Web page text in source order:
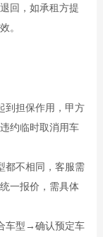
回，如承租方提
。
到担保作用，甲方
约临时取消用车
都不相同，客服需
一报价，需具体
车型→确认预定车